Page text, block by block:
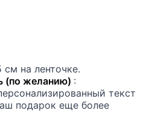
на ленточке.
(по желанию) :
текст
подарок еще более